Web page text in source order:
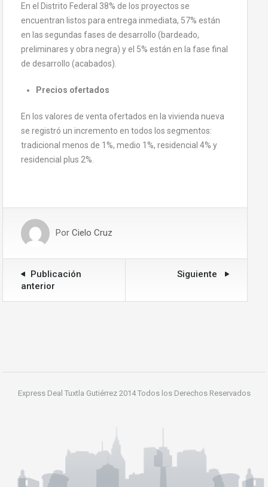
En el Distrito Federal 38% de los proyectos se
encuentran listos para entrega inmediata, 57% están
en las segundas fases de desarrollo (bardeado,
preliminares y obra negra) y el 5% están en la fase final
de desarrollo (acabados).
Precios ofertados
En los valores de venta ofertados en la vivienda nueva
se registró un incremento en todos los segmentos:
tradicional menos de 1%, medio 1%, residencial 4% y
residencial plus 2%.
Por Cielo Cruz
Publicación
anterior
Siguiente
Express Deal Tuxtla Gutiérrez 2014 Todos los Derechos Reservados